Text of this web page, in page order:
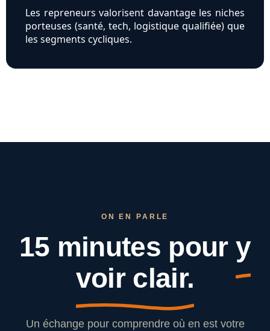
Les repreneurs valorisent davantage les niches
porteuses (santé, tech, logistique qualifiée) que
les segments cycliques.
ON EN PARLE
15 minutes pour y
voir clair.
Un échange pour comprendre où en est votre